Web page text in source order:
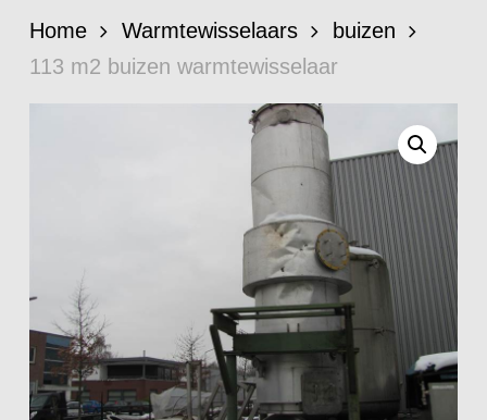
Home Warmtewisselaars
buizen
113 m2 buizen warmtewisselaar